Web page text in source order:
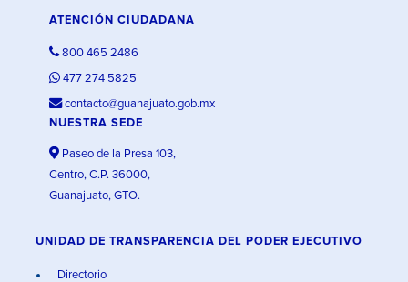
ATENCIÓN CIUDADANA
800 465 2486
477 274 5825
contacto@guanajuato.gob.mx
NUESTRA SEDE
Paseo de la Presa 103,
Centro, C.P. 36000,
Guanajuato, GTO.
UNIDAD DE TRANSPARENCIA DEL PODER EJECUTIVO
Directorio